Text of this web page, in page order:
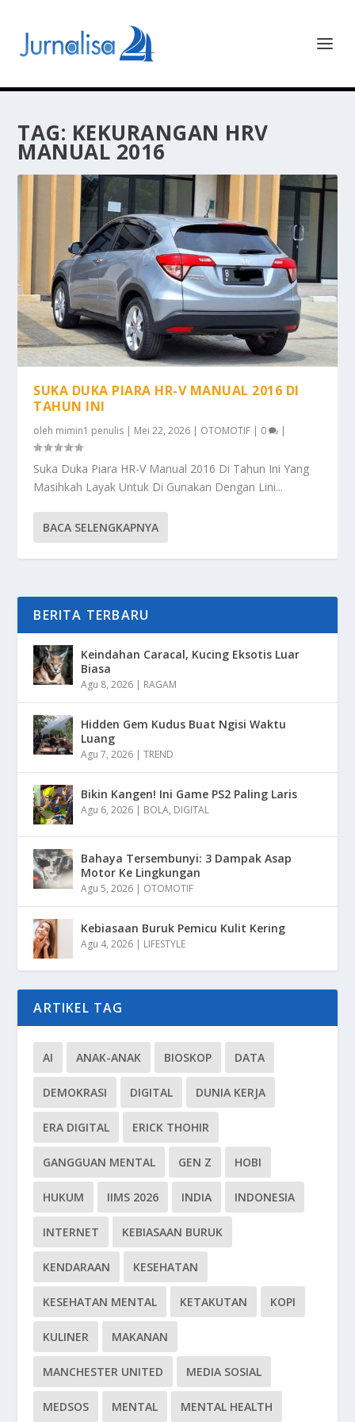
TAG: KEKURANGAN HRV
MANUAL 2016
SUKA DUKA PIARA HR-V MANUAL 2016 DI
TAHUN INI
oleh mimin1 penulis | Mei 22, 2026 | OTOMOTIF | 0 |
Suka Duka Piara HR-V Manual 2016 Di Tahun Ini Yang
Masihkah Layak Untuk Di Gunakan Dengan Lini...
BACA SELENGKAPNYA
BERITA TERBARU
Keindahan Caracal, Kucing Eksotis Luar
Biasa
Agu 8, 2026 | RAGAM
Hidden Gem Kudus Buat Ngisi Waktu
Luang
Agu 7, 2026 |TREND
Bikin Kangen! Ini Game PS2 Paling Laris
Agu 6, 2026 | BOLA, DIGITAL
Bahaya Tersembunyi: 3 Dampak Asap
Motor Ke Lingkungan
Agu 5, 2026 | OTOMOTIF
Kebiasaan Buruk Pemicu Kulit Kering
Agu 4, 2026 | LIFESTYLE
ARTIKEL TAG
AI ANAK-ANAK BIOSKOP DATA
DEMOKRASI DIGITAL DUNIA KERJA
ERA DIGITAL ERICK THOHIR
GANGGUAN MENTAL GEN Z HOBI
HUKUM IIMS 2026 INDIA INDONESIA
INTERNET KEBIASAAN BURUK
KENDARAAN KESEHATAN
KESEHATAN MENTAL KETAKUTAN KOPI
KULINER MAKANAN
MANCHESTER UNITED MEDIA SOSIAL
MEDSOS MENTAL MENTAL HEALTH